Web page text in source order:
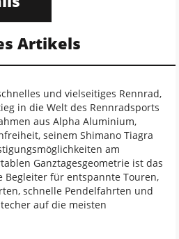
Artikels
und vielseitiges Rennrad,
in die Welt des Rennradsports
aus Alpha Aluminium,
seinem Shimano Tiagra
am
Ganztagesgeometrie ist das
Begleiter für entspannte Touren,
schnelle Pendelfahrten und
auf die meisten